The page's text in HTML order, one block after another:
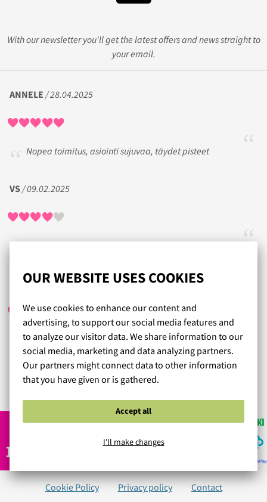
OUR WEBSITE USES COOKIES
We use cookies to enhance our content and
advertising, to support our social media features and
to analyze our visitor data. We share information to our
social media, marketing and data analyzing partners.
Our partners might connect data to other information
that you have given or is gathered.
Accept all
I'll make changes
With our newsletter you'll get the latest offers and news straight to
your email.
ANNELE / 28.04.2025
Nopea toimitus, asiointi sujuvaa, täydet pisteet
VS / 09.02.2025
Nopea toimitus ja helppo palautus plussaa.
TUULA/ 04.09.2020
Täyden kympin verkkokauppa! Hyvät tuotteet, ystävällinen
ja avulias asiakaspalvelu, nopea ja jopa ilmainen toimitus.
Cookie Policy Privacy policy Contact